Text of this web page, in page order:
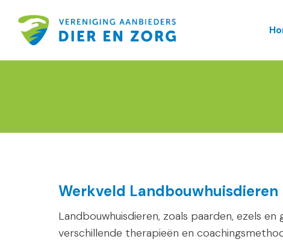
Werkveld Landbouwhuisdieren
Landbouwhuisdieren, zoals paarden, ezels
verschillende therapieën en